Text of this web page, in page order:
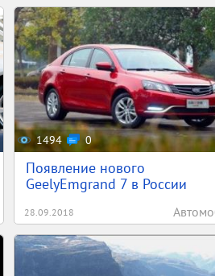
1494 0
Появление нового
GeelyEmgrand 7 в России
28.09.2018